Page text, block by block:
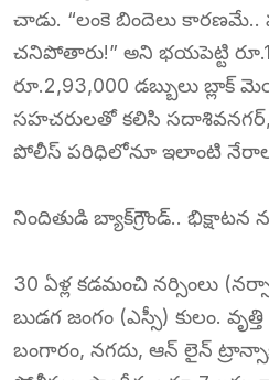
చాడు. “లంకె బిందెలు
చనిపోతారు!” అని భయపెట్టి
రూ.2,93,000 డబ్బులు బ్లాక్
సహచరులతో కలిసి సదాశివనగర్,
పోలీస్ పరిధిలోనూ ఇలాంటి
నిందితుడి బ్యాక్‌గ్రౌండ్..
30 ఏళ్ల కడమంచి నర్సింలు
బుడగ జంగం (ఎస్సీ) కులం.
బంగారం, నగదు, ఆన్‌ లైన్